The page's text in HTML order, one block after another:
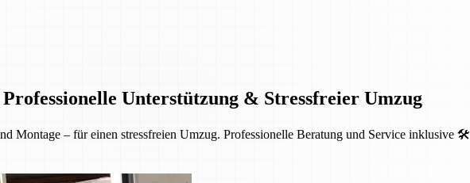
Unterstützung & Stressfreier Umzug
Montage – für einen stressfreien Umzug. Professionelle Beratung und Service inklusive 🛠️